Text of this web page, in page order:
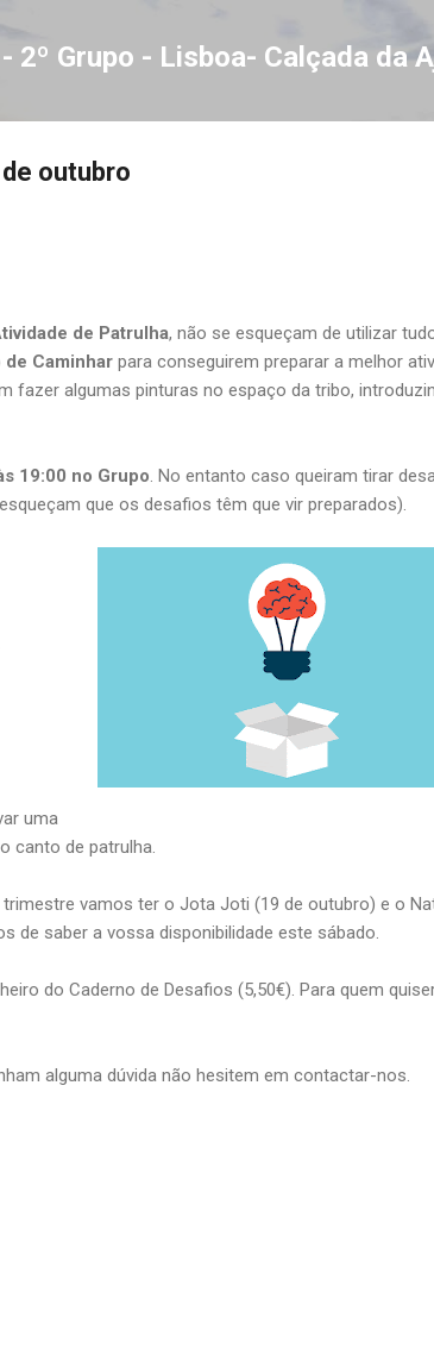
2º Grupo - Lisboa- Calçada da
outubro
de Patrulha, não se esqueçam de utilizar
Caminhar para conseguirem preparar a melhor
fazer algumas pinturas no espaço da tribo,
19:00 no Grupo . No entanto caso queiram tirar
que os desafios têm que vir preparados).
uma
canto de patrulha.
vamos ter o Jota Joti (19 de outubro) e o
de saber a vossa disponibilidade este sábado.
do Caderno de Desafios (5,50€). Para quem
alguma dúvida não hesitem em contactar-nos.